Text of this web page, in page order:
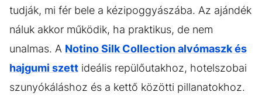
tudják, mi fér bele a kézipoggyászába. Az ajándék
náluk akkor működik, ha praktikus, de nem
unalmas. A Notino Silk Collection alvómaszk és
hajgumi szett ideális repülőutakhoz, hotelszobai
szunyókáláshoz és a kettő közötti pillanatokhoz.